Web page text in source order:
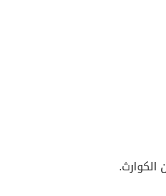
الكوارث.